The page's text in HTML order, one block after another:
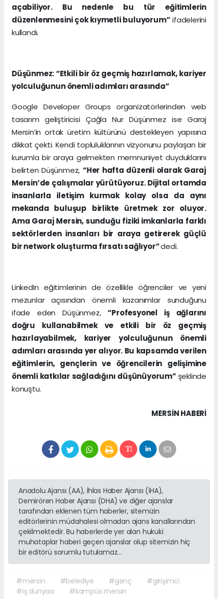
açabiliyor. Bu nedenle bu tür eğitimlerin
düzenlenmesini çok kıymetli buluyorum”ifadelerini
kullandı.
Düşünmez: “Etkili bir öz geçmiş hazırlamak, kariyer
yolculuğunun önemli adımları arasında”
Google Developer Groups organizatörlerinden web
tasarım geliştiricisi Çağla Nur Düşünmez ise Garaj
Mersin’in ortak üretim kültürünü destekleyen yapısına
dikkat çekti. Kendi topluluklarının vizyonunu paylaşan bir
kurumla bir araya gelmekten memnuniyet duyduklarını
belirten Düşünmez, “Her hafta düzenli olarak Garaj
Mersin’de çalışmalar yürütüyoruz. Dijital ortamda
insanlarla iletişim kurmak kolay olsa da aynı
mekanda buluşup birlikte üretmek zor oluyor.
Ama Garaj Mersin, sunduğu fiziki imkanlarla farklı
sektörlerden insanları bir araya getirerek güçlü
bir network oluşturma fırsatı sağlıyor”dedi.
LinkedIn eğitimlerinin de özellikle öğrenciler ve yeni
mezunlar açısından önemli kazanımlar sunduğunu
ifade eden Düşünmez,“Profesyonel iş ağlarını
doğru kullanabilmek ve etkili bir öz geçmiş
hazırlayabilmek, kariyer yolculuğunun önemli
adımları arasında yer alıyor. Bu kapsamda verilen
eğitimlerin, gençlerin ve öğrencilerin gelişimine
önemli katkılar sağladığını düşünüyorum” şeklinde
konuştu.
MERSIN HABERİ
Anadolu Ajansı (AA), İhlas Haber Ajansı (İHA),
Demirören Haber Ajansı (DHA) ve diğer ajanslar
tarafından eklenen tüm haberler, sitemizin
editörlerinin müdahalesi olmadan ajans kanallarından
çekilmektedir. Bu haberlerde yer alan hukuki
muhataplar haberi geçen ajanslar olup sitemizin hiç
bir editörü sorumlu tutulamaz...
#mersin #belediye #genç
#girişimci
#iş dünyası
#kampüs mersin